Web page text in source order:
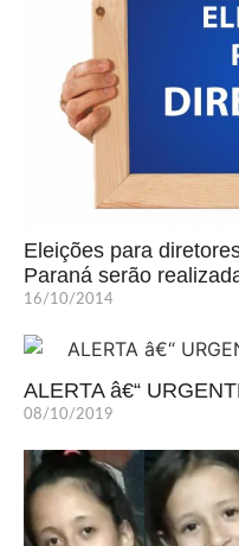
Eleições para
Paraná serão
16/10/2014
ALERTA â€“
08/10/2019